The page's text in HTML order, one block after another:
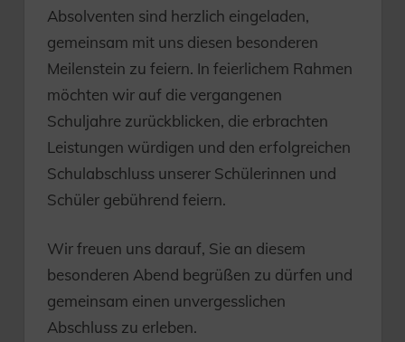
Absolventen sind herzlich eingeladen,
gemeinsam mit uns diesen besonderen
Meilenstein zu feiern. In feierlichem Rahmen
möchten wir auf die vergangenen
Schuljahre zurückblicken, die erbrachten
Leistungen würdigen und den erfolgreichen
Schulabschluss unserer Schülerinnen und
Schüler gebührend feiern.
Wir freuen uns darauf, Sie an diesem
besonderen Abend begrüßen zu dürfen und
gemeinsam einen unvergesslichen
Abschluss zu erleben.